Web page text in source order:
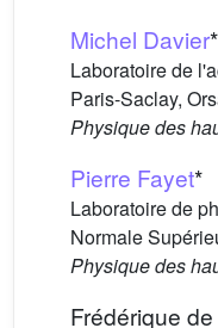
Michel Davier*
Laboratoire de
Paris-Saclay,
Physique des
Pierre Fayet*
Laboratoire de
Normale
Physique des
Frédérique